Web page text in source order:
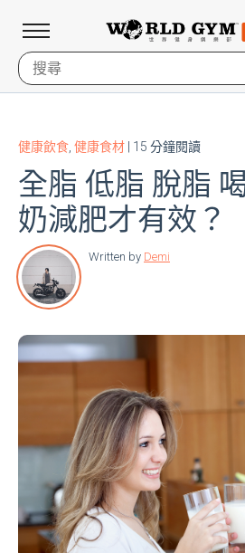
健康飲食 健康食材 | 15 分鐘閱讀
全脂 低脂 脫脂
奶減肥才有效？
Written by Demi